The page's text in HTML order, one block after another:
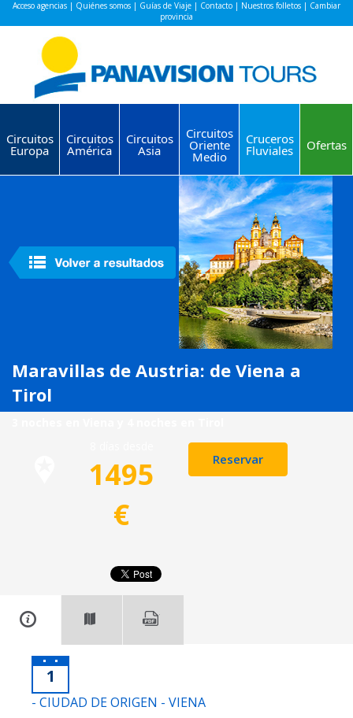
Acceso agencias | Quiénes somos | Guías de Viaje | Contacto | Nuestros folletos | Cambiar
provincia
Circuitos
Europa
Circuitos
América
Circuitos
Asia
Circuitos
Oriente
Medio
Cruceros
Fluviales Ofertas
Maravillas de Austria: de Viena a
Tirol
1495
€
Reservar
1
- CIUDAD DE ORIGEN - VIENA